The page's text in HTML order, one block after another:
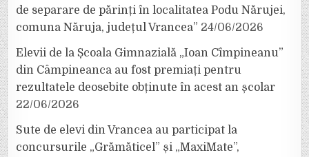
de separare de părinți în localitatea Podu Nărujei,
comuna Năruja, județul Vrancea” 24/06/2026
Elevii de la Școala Gimnazială „Ioan Cîmpineanu”
din Câmpineanca au fost premiați pentru
rezultatele deosebite obținute în acest an școlar
22/06/2026
Sute de elevi din Vrancea au participat la
concursurile „Grămăticel” și „MaxiMate”,